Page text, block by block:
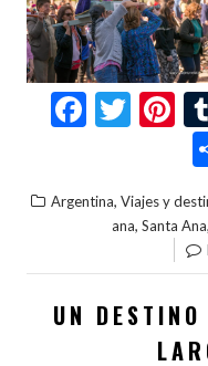
F
b
o
k
T
er
Pi
nt
er
es
t
Argentina, Viajes y
ana, Santa Ana,
UN